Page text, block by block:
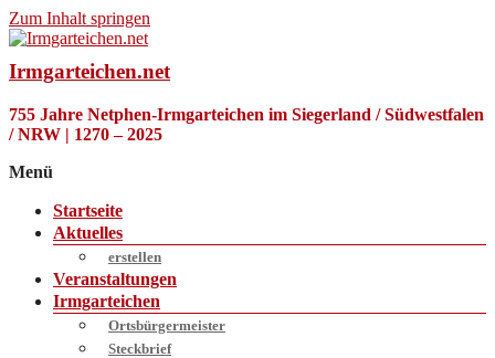
Zum Inhalt springen
Irmgarteichen.net
755 Jahre Netphen-Irmgarteichen im Siegerland / Südwestfalen
/ NRW | 1270 – 2025
Menü
Startseite
Aktuelles
erstellen
Veranstaltungen
Irmgarteichen
Ortsbürgermeister
Steckbrief